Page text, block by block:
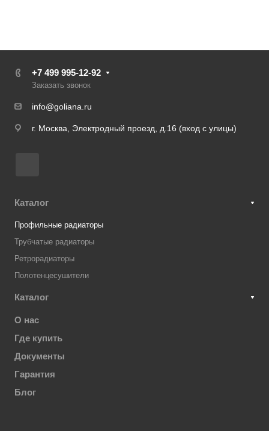
+7 499 995-12-92
Заказать звонок
info@goliana.ru
г. Москва, Электродный проезд, д.16 (вход с улицы)
Каталог
Профильные радиаторы
Трубчатые радиаторы
Ретрорадиаторы
Полотенцесушители
Каталог
О нас
Где купить
Документы
Гарантия
Блог